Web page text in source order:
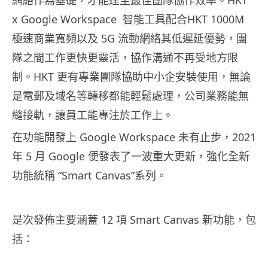
x Google Workspace 智能工具配合HKT 1000M
極速商業寬頻以及 5G 流動網絡其低遲延優勢，團
隊之間工作更快更靈活，協作溝通不再受地方限
制。HKT 更有專業團隊協助中小企安裝使用，無論
是電郵及域名等轉移都能輕鬆處理，公司業務能無
縫接軌，讓員工能專注於工作上。
在功能開發上 Google Workspace 未有止步，2021
年 5 月 Google 便發表了一波重大更新， 強化全新
功能統稱 “Smart Canvas”系列。
是次發佈主要涵蓋 12 項 Smart Canvas 新功能，包
括：